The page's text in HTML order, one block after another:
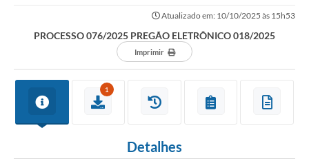
Atualizado em: 10/10/2025 às 15h53
PROCESSO 076/2025 PREGÃO ELETRÔNICO 018/2025
Imprimir
1
Detalhes